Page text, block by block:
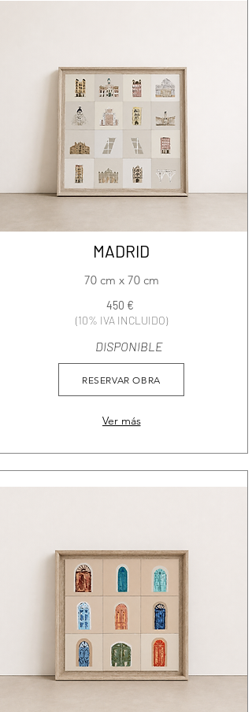
MADRID
70 cm x 70 cm
450 €
(10% IVA INCLUIDO)
DISPONIBLE
RESERVAR OBRA
Ver más